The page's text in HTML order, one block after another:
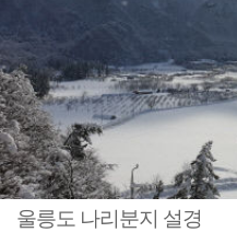
울릉도 나리분지 설경